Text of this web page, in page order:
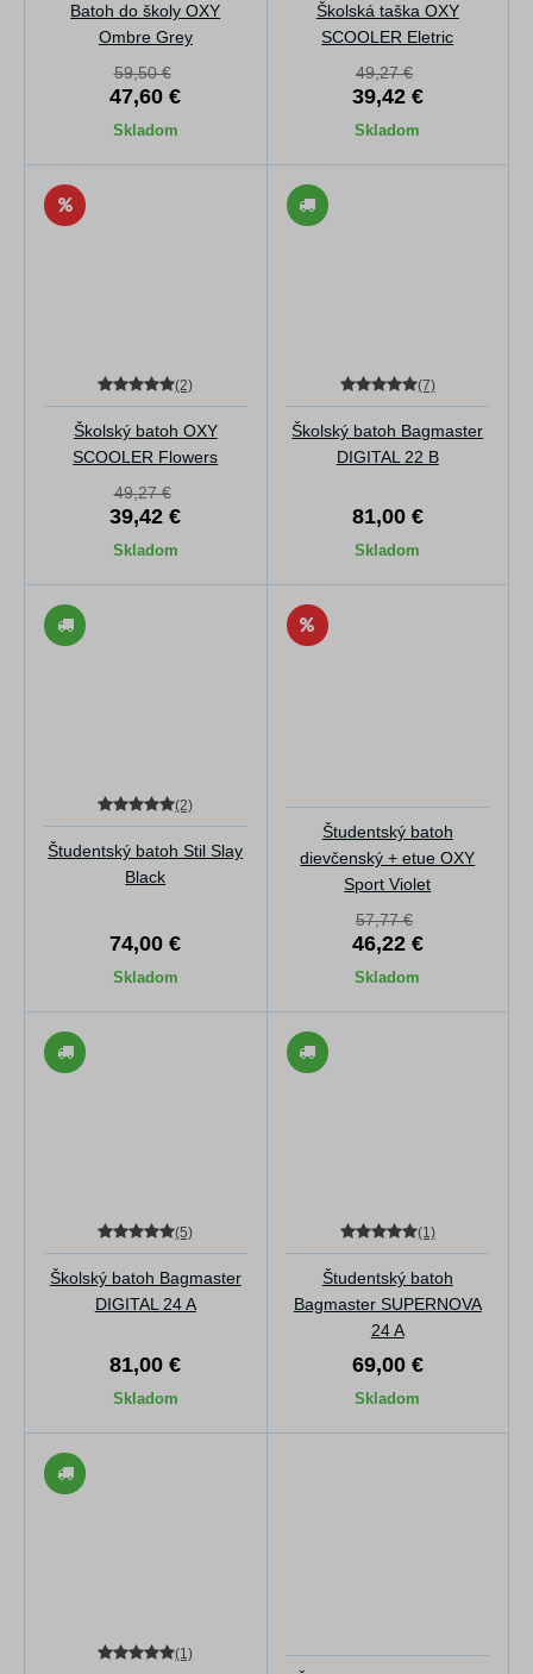
Batoh do školy OXY
Ombre Grey
59,50 €
47,60 €
Skladom
Školská taška OXY
SCOOLER Eletric
49,27 €
39,42 €
Skladom
(2)
Školský batoh OXY
SCOOLER Flowers
49,27 €
39,42 €
Skladom
(7)
Školský batoh Bagmaster
DIGITAL 22 B
81,00 €
Skladom
(2)
Študentský batoh Stil Slay
Black
74,00 €
Skladom
Študentský batoh
dievčenský + etue OXY
Sport Violet
57,77 €
46,22 €
Skladom
(5)
Školský batoh Bagmaster
DIGITAL 24 A
81,00 €
Skladom
(1)
Študentský batoh
Bagmaster SUPERNOVA
24 A
69,00 €
Skladom
(1)